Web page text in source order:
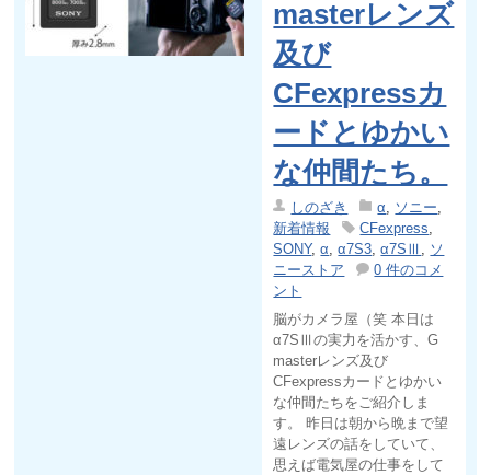
masterレンズ
及び
CFexpressカ
ードとゆかい
な仲間たち。
しのざき α ソニー
新着情報
CFexpress
SONY,α ,α7S3 ,α7SⅢ
ソ
ニーストア
0 件のコメ
ント
脳がカメラ屋（笑 本日は
α7SⅢの実力を活かす、G
masterレンズ及び
CFexpressカードとゆかい
な仲間たちをご紹介しま
す。 昨日は朝から晩まで望
遠レンズの話をしていて、
思えば電気屋の仕事をして